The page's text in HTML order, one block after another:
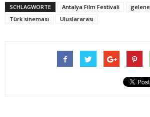
SCHLAGWORTE Antalya Film Festivali
Türk sineması
Uluslararası